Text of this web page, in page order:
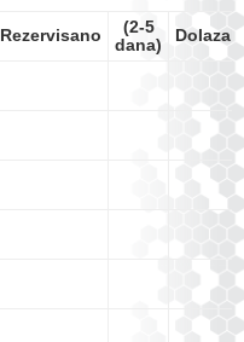
Rezervisano
(2-5
dana)
Dolazak